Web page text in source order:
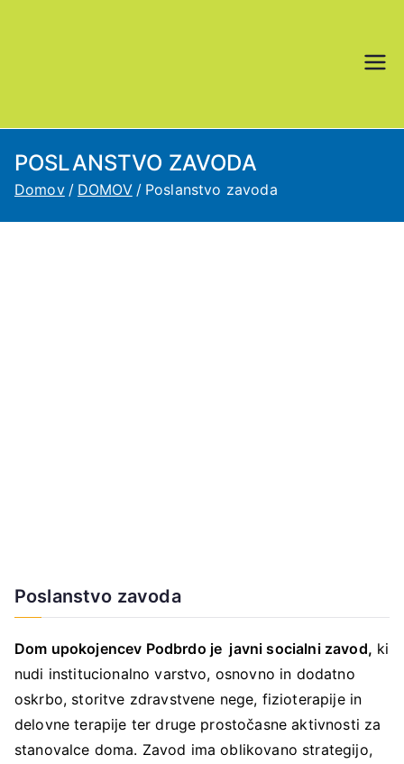
POSLANSTVO ZAVODA
Domov DOMOV Poslanstvo zavoda
Poslanstvo zavoda
Dom upokojencev Podbrdo je javni socialni zavod, ki
nudi institucionalno varstvo, osnovno in dodatno
oskrbo, storitve zdravstvene nege, fizioterapije in
delovne terapije ter druge prostočasne aktivnosti za
stanovalce doma. Zavod ima oblikovano strategijo,